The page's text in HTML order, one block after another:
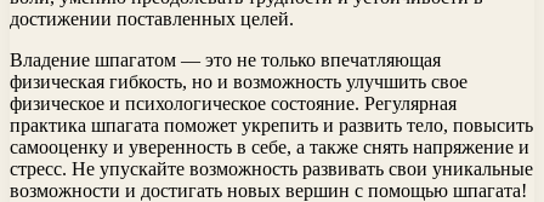
достижении поставленных целей.
Владение шпагатом — это не только впечатляющая
физическая гибкость, но и возможность улучшить свое
физическое и психологическое состояние. Регулярная
практика шпагата поможет укрепить и развить тело, повысить
самооценку и уверенность в себе, а также снять напряжение и
стресс. Не упускайте возможность развивать свои уникальные
возможности и достигать новых вершин с помощью шпагата!